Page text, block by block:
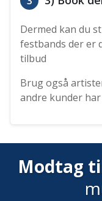
Dermed kan du
festbands der er
tilbud
Brug også
andre kunder
Modtag